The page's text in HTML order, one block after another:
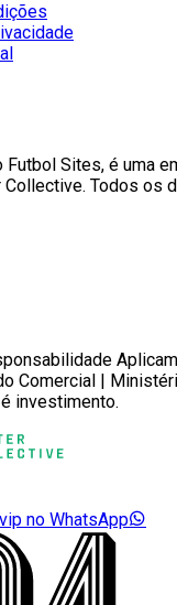
Futbol Sites, é uma
Todos os
Comercial |
investimento.
no WhatsApp